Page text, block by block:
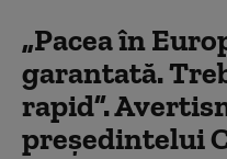
„Pacea în
garantată.
rapid”.
președintelui